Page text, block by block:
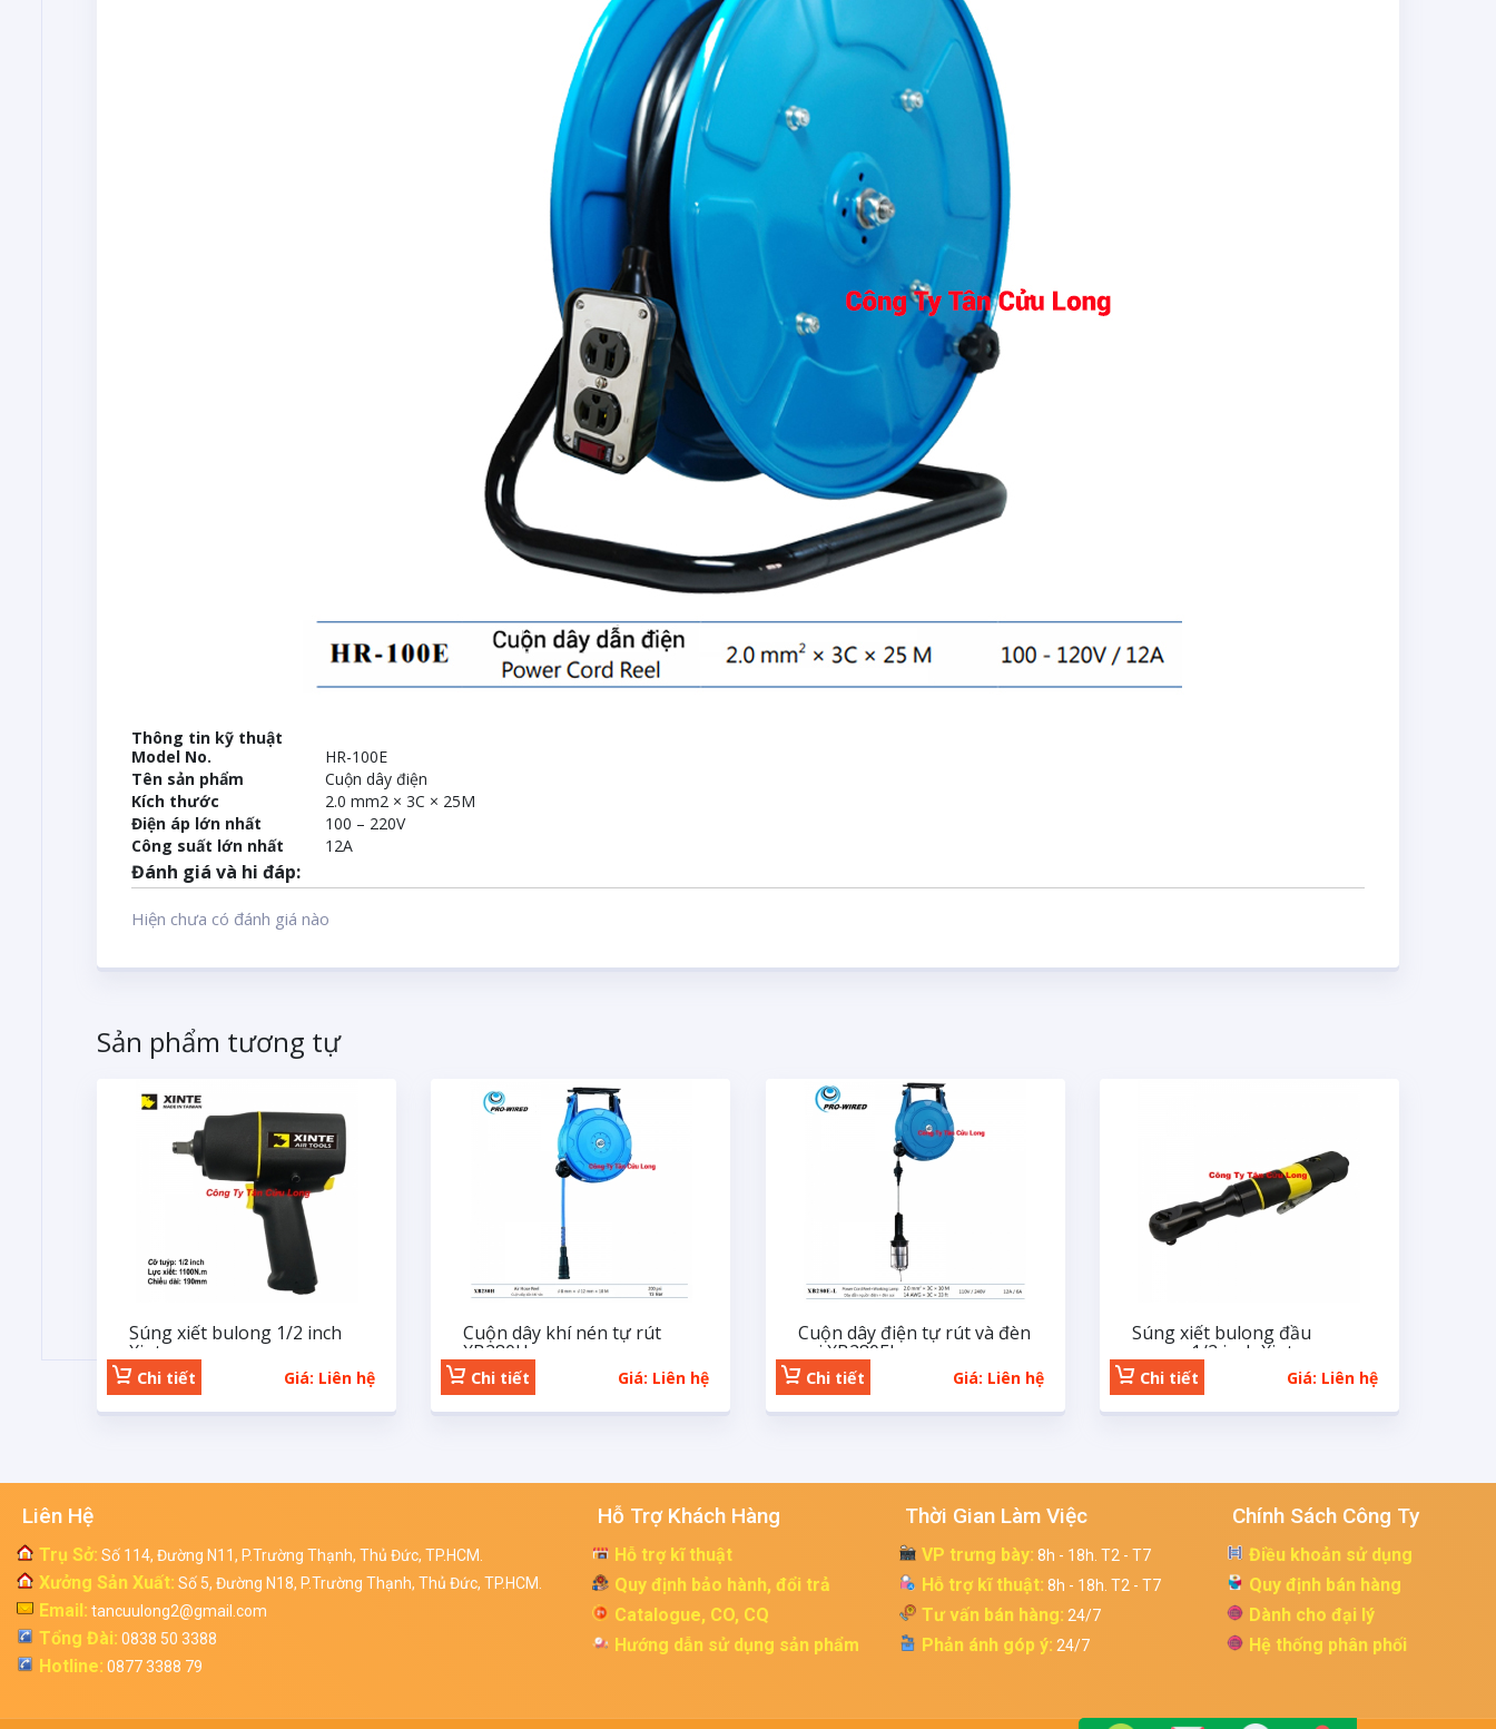
Thông tin kỹ thuật
Model No.
HR-100E
Tên sản phẩm
Cuộn dây điện
Kích thước
2.0 mm2 × 3C × 25M
Điện áp lớn nhất
100 – 220V
Công suất lớn nhất
12A
Đánh giá và hi đáp:
Hiện chưa có đánh giá nào
Sản phẩm tương tự
Súng xiết bulong 1/2 inch
Xinte
Giá: Liên hệ
Chi tiết
Cuộn dây khí nén tự rút
XB280H
Giá: Liên hệ
Chi tiết
Cuộn dây điện tự rút và đèn
soi XB280EL
Giá: Liên hệ
Chi tiết
Súng xiết bulong đầu
ngang 1/2 inch Xinte
Giá: Liên hệ
Chi tiết
Liên Hệ
Trụ Sở: Số 114, Đường N11, P.Trường Thạnh, Thủ Đức, TP.HCM.
Xưởng Sản Xuất: Số 5, Đường N18, P.Trường Thạnh, Thủ Đức, TP.HCM.
Email: tancuulong2@gmail.com
Tổng Đài: 0838 50 3388
Hotline: 0877 3388 79
Hỗ Trợ Khách Hàng
Hỗ trợ kĩ thuật
Quy định bảo hành, đổi trả
Catalogue, CO, CQ
Hướng dẫn sử dụng sản phẩm
Thời Gian Làm Việc
VP trưng bày: 8h - 18h. T2 - T7
Hỗ trợ kĩ thuật: 8h - 18h. T2 - T7
Tư vấn bán hàng: 24/7
Phản ánh góp ý: 24/7
Chính Sách Công Ty
Điều khoản sử dụng
Quy định bán hàng
Dành cho đại lý
Hệ thống phân phối